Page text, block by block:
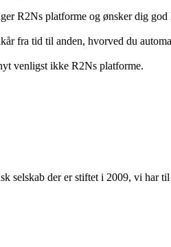
R2Ns platforme og ønsker dig god
fra tid til anden, hvorved du
venligst ikke R2Ns platforme.
selskab der er stiftet i 2009, vi har